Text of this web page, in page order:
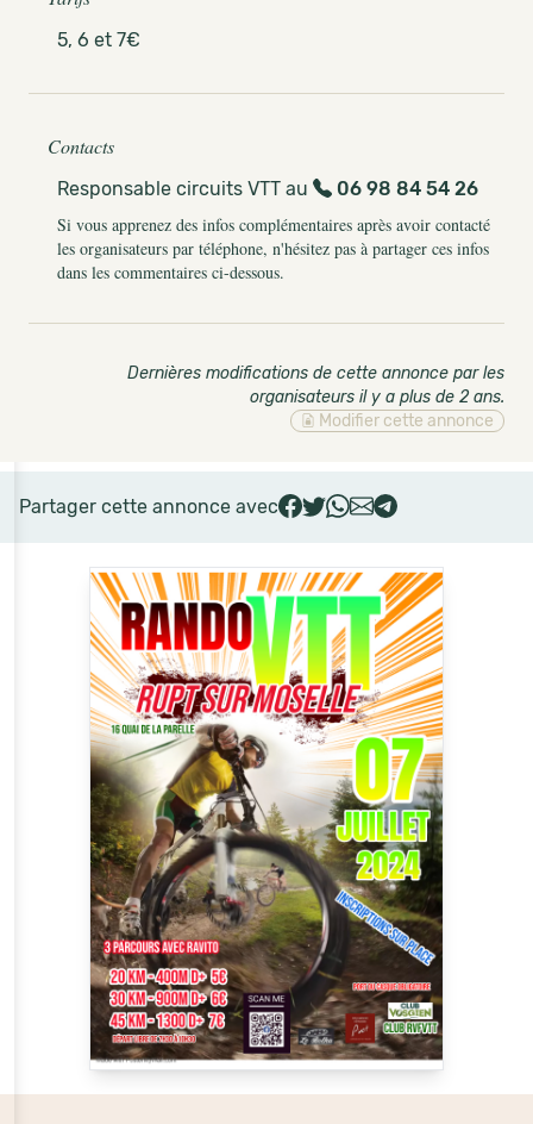
5, 6 et 7€
Contacts
Responsable circuits VTT au
06 98 84 54 26
Si vous apprenez des infos complémentaires après avoir contacté
les organisateurs par téléphone, n'hésitez pas à partager ces infos
dans les commentaires ci-dessous.
Dernières modifications de cette annonce par les
organisateurs il y a plus de 2 ans.
Modifier cette annonce
Partager cette annonce avec